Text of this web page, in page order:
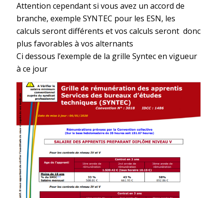
Attention cependant si vous avez un accord de
branche, exemple SYNTEC pour les ESN, les
calculs seront différents et vos calculs seront donc
plus favorables à vos alternants
Ci dessous l’exemple de la grille Syntec en vigueur
à ce jour